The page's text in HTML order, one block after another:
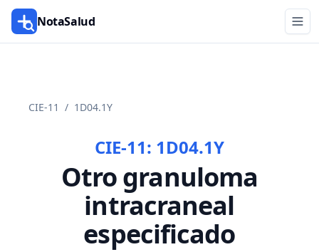
NotaSalud
CIE-11 / 1D04.1Y
CIE-11: 1D04.1Y
Otro granuloma
intracraneal
especificado